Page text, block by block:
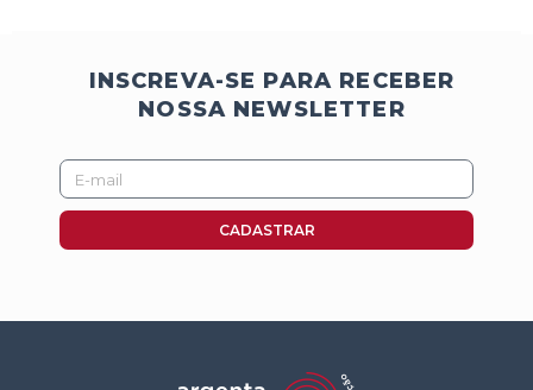
INSCREVA-SE PARA RECEBER
NOSSA NEWSLETTER
E-
mail
CADASTRAR